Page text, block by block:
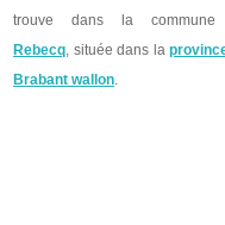
trouve dans la
Rebecq, située dans la
Brabant wallon.